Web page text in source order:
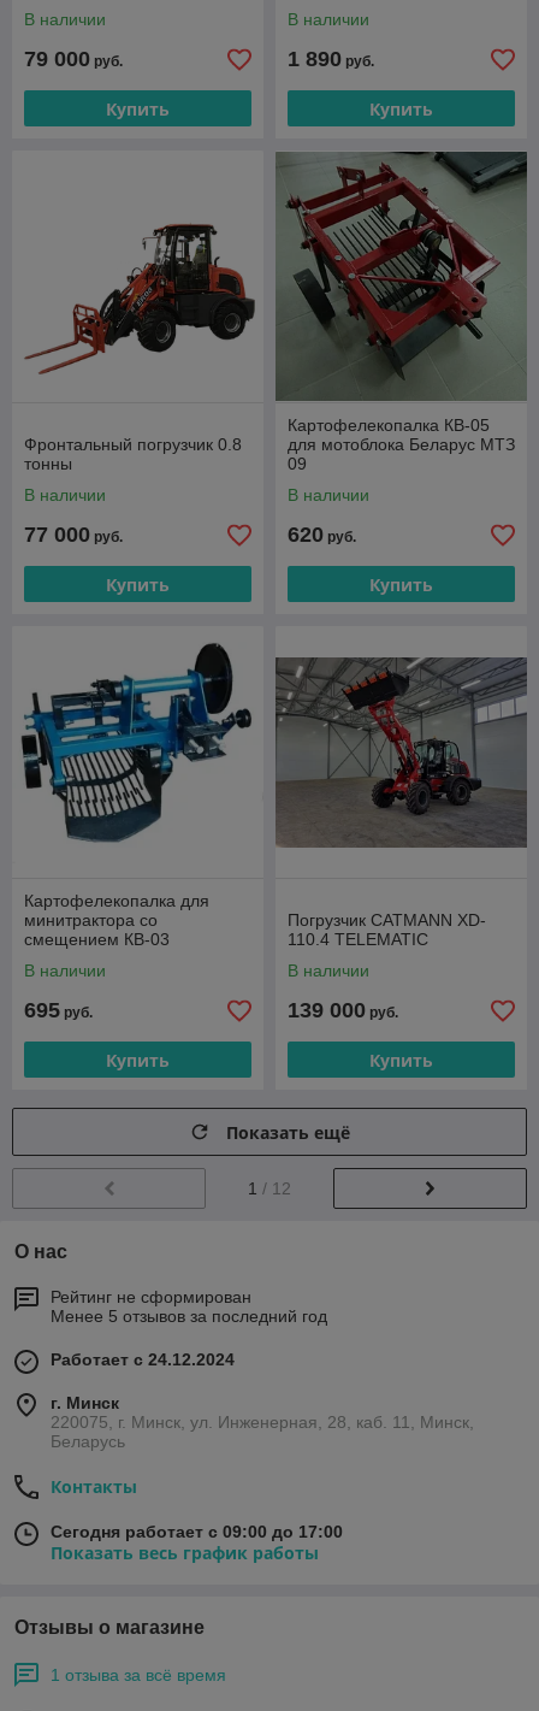
В наличии
79 000 руб.
Купить
В наличии
1 890 руб.
Купить
Фронтальный погрузчик 0.8
тонны
В наличии
77 000 руб.
Купить
Картофелекопалка КВ-05
для мотоблока Беларус МТЗ
09
В наличии
620 руб.
Купить
Картофелекопалка для
минитрактора со
смещением КВ-03
В наличии
695 руб.
Купить
Погрузчик CATMANN XD-
110.4 TELEMATIC
В наличии
139 000 руб.
Купить
Показать ещё
1 / 12
О нас
Рейтинг не сформирован
Менее 5 отзывов за последний год
Работает с 24.12.2024
г. Минск
220075, г. Минск, ул. Инженерная, 28, каб. 11, Минск,
Беларусь
Контакты
Сегодня работает с 09:00 до 17:00
Показать весь график работы
Отзывы о магазине
1 отзыва за всё время